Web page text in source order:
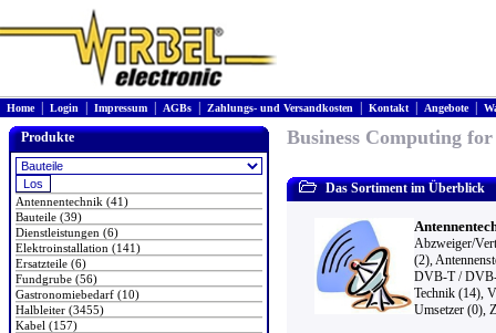
Home| Login Impressum AGBs Zahlungs- und Versandkosten Kontakt| Angebote|
Produkte
Antennentechnik (41)
Bauteile (39)
Dienstleistungen (6)
Elektroinstallation (141)
Ersatzteile (6)
Fundgrube (56)
Gastronomiebedarf (10)
Halbleiter (3455)
Kabel (157)
Business Computing for
Das Sortiment im Überblick
Abzweiger/
(2),
DVB-T /
Technik (14),
Umsetzer (0),